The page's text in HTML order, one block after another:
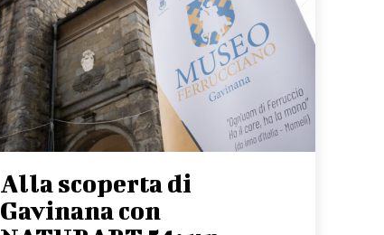
Alla scoperta di
Gavinana con